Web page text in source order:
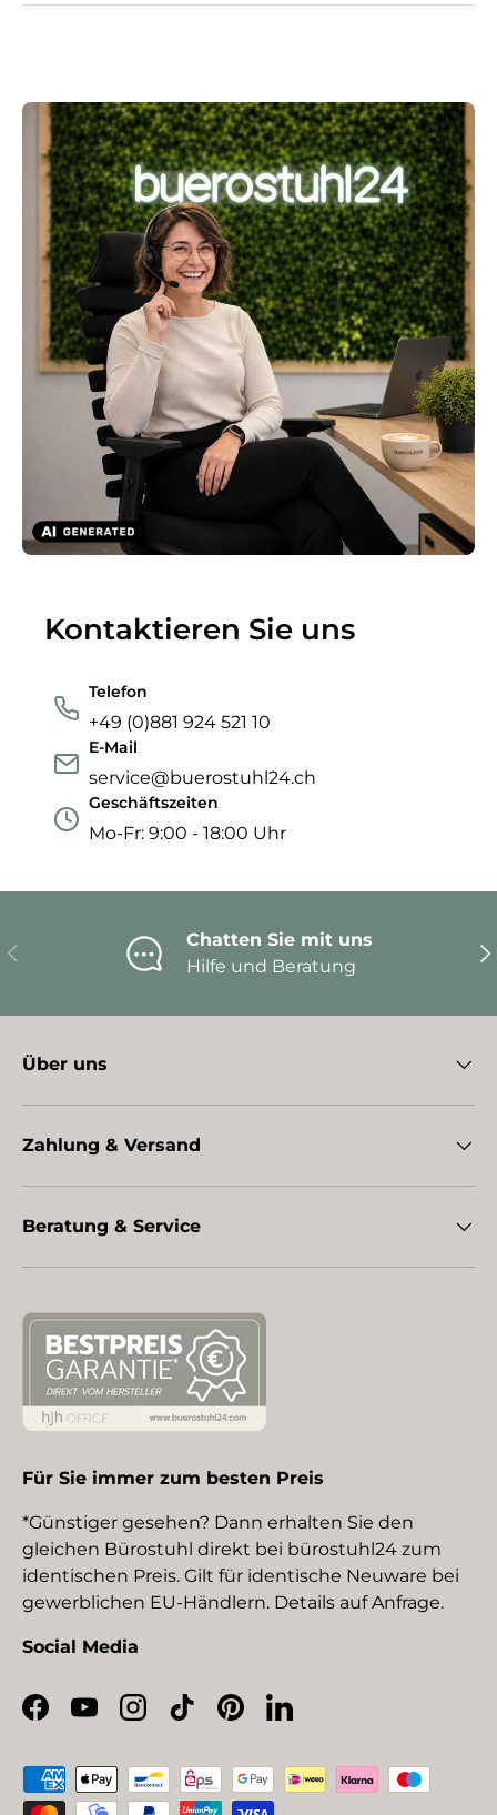
Kontaktieren Sie uns
Telefon
+49 (0)881 924 521 10
E-Mail
service@buerostuhl24.ch
Geschäftszeiten
Mo-Fr: 9:00 - 18:00 Uhr
Vorherige
Chatten Sie mit uns
Hilfe und Beratung
Über uns
Zahlung & Versand
Beratung & Service
Für Sie immer zum besten Preis
*Günstiger gesehen? Dann erhalten Sie den
gleichen Bürostuhl direkt bei bürostuhl24 zum
identischen Preis. Gilt für identische Neuware bei
gewerblichen EU-Händlern. Details auf Anfrage.
Social Media
Facebook
YouTubeInstagram
TikTokPinterestLinkedIn
Zahlungsmethoden